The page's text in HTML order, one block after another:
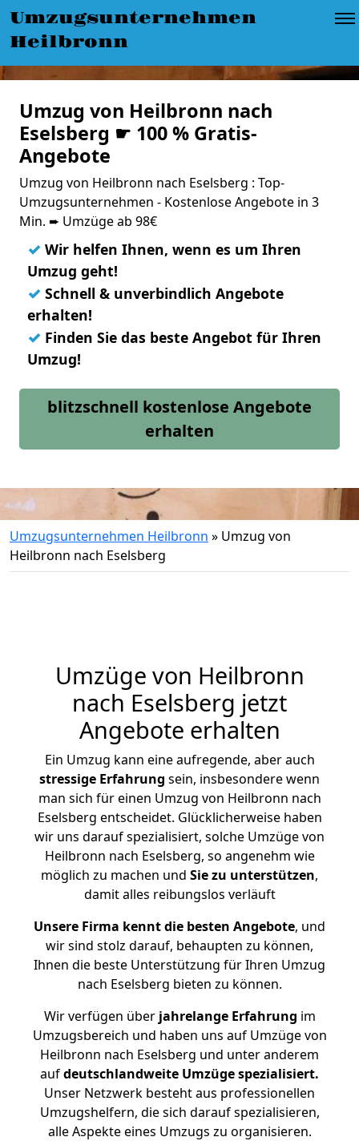
Umzugsunternehmen
Heilbronn
Umzug von Heilbronn nach
Eselsberg ☛ 100 % Gratis-
Angebote
Umzug von Heilbronn nach Eselsberg : Top-
Umzugsunternehmen - Kostenlose Angebote in 3
Min. ➨ Umzüge ab 98€
✓ Wir helfen Ihnen, wenn es um Ihren
Umzug geht!
✓ Schnell & unverbindlich Angebote
erhalten!
✓ Finden Sie das beste Angebot für Ihren
Umzug!
blitzschnell kostenlose Angebote
erhalten
Umzugsunternehmen Heilbronn » Umzug von
Heilbronn nach Eselsberg
Umzüge von Heilbronn
nach Eselsberg jetzt
Angebote erhalten
Ein Umzug kann eine aufregende, aber auch
stressige Erfahrung sein, insbesondere wenn
man sich für einen Umzug von Heilbronn nach
Eselsberg entscheidet. Glücklicherweise haben
wir uns darauf spezialisiert, solche Umzüge von
Heilbronn nach Eselsberg, so angenehm wie
möglich zu machen und Sie zu unterstützen,
damit alles reibungslos verläuft
Unsere Firma kennt die besten Angebote, und
wir sind stolz darauf, behaupten zu können,
Ihnen die beste Unterstützung für Ihren Umzug
nach Eselsberg bieten zu können.
Wir verfügen überjahrelange Erfahrung im
Umzugsbereich und haben uns auf Umzüge von
Heilbronn nach Eselsberg und unter anderem
aufdeutschlandweite Umzüge spezialisiert.
Unser Netzwerk besteht aus professionellen
Umzugshelfern, die sich darauf spezialisieren,
alle Aspekte eines Umzugs zu organisieren.